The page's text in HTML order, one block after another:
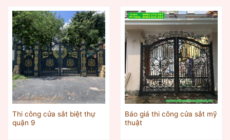
Thi công cửa sắt biệt thự
quận 9
Báo giá thi công cửa sắt mỹ
thuật